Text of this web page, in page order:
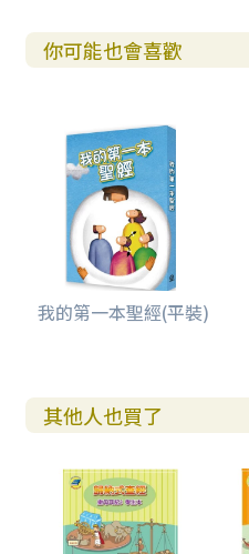
你可能也會喜歡
我的第一本聖經(平裝)
其他人也買了